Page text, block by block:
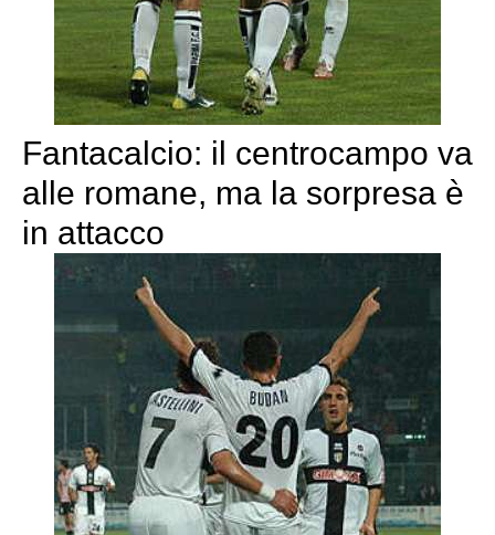
Fantacalcio: il centrocampo va
alle romane, ma la sorpresa è
in attacco